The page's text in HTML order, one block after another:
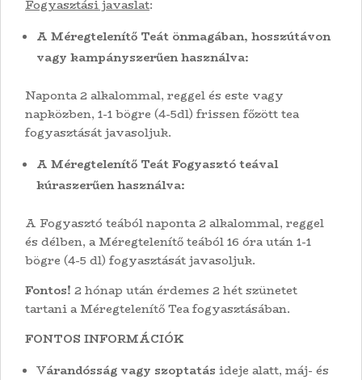
Fogyasztási javaslat:
A Méregtelenítő Teát önmagában, hosszútávon
vagy kampányszerűen használva:
Naponta 2 alkalommal, reggel és este vagy
napközben, 1-1 bögre (4-5dl) frissen főzött tea
fogyasztását javasoljuk.
A Méregtelenítő Teát Fogyasztó teával
kúraszerűen használva:
A Fogyasztó teából naponta 2 alkalommal, reggel
és délben, a Méregtelenítő teából 16 óra után 1-1
bögre (4-5 dl) fogyasztását javasoljuk.
Fontos! 2 hónap után érdemes 2 hét szünetet
tartani a Méregtelenítő Tea fogyasztásában.
FONTOS INFORMÁCIÓK
Várandósság vagy szoptatás ideje alatt, máj- és